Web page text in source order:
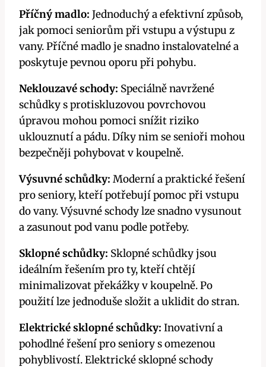
Příčný madlo: Jednoduchý a efektivní způsob,
jak pomoci seniorům při vstupu a výstupu z
vany. Příčné madlo je snadno instalovatelné a
poskytuje pevnou oporu při pohybu.
Neklouzavé schody: Speciálně navržené
schůdky s protiskluzovou povrchovou
úpravou mohou pomoci snížit riziko
uklouznutí a pádu. Díky nim se senioři mohou
bezpečněji pohybovat v koupelně.
Výsuvné schůdky: Moderní a praktické řešení
pro seniory, kteří potřebují pomoc při vstupu
do vany. Výsuvné schody lze snadno vysunout
a zasunout pod vanu podle potřeby.
Sklopné schůdky: Sklopné schůdky jsou
ideálním řešením pro ty, kteří chtějí
minimalizovat překážky v koupelně. Po
použití lze jednoduše složit a uklidit do stran.
Elektrické sklopné schůdky: Inovativní a
pohodlné řešení pro seniory s omezenou
pohyblivostí. Elektrické sklopné schody